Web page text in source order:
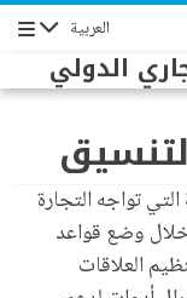
العربية
الدولي
تواجه التجارة
خلال وضع قواعد
العلاقات